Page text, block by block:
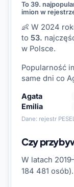
To 39.
imion w
👶 W 2024
to 53.
w Polsce.
Popularność
same dni co
Agata
Emilia
Dane: rejestr
Czy
W latach
184 481 osób).